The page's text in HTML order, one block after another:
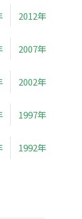
2012年
2007年
2002年
1997年
1992年